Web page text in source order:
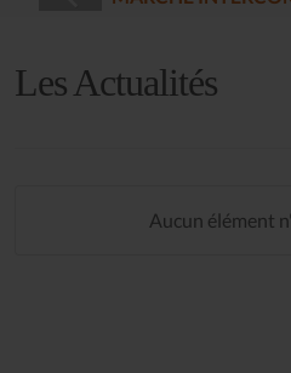
Les Actualités
Aucun élément